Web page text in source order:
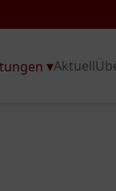
Aktuell